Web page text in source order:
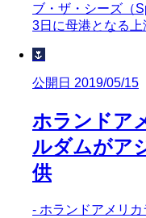
ブ・ザ・シーズ（
3日に母港となる上
🌷
公開日 2019/05/15
ホランドア
ルダムがア
供
- ホランドアメリカ